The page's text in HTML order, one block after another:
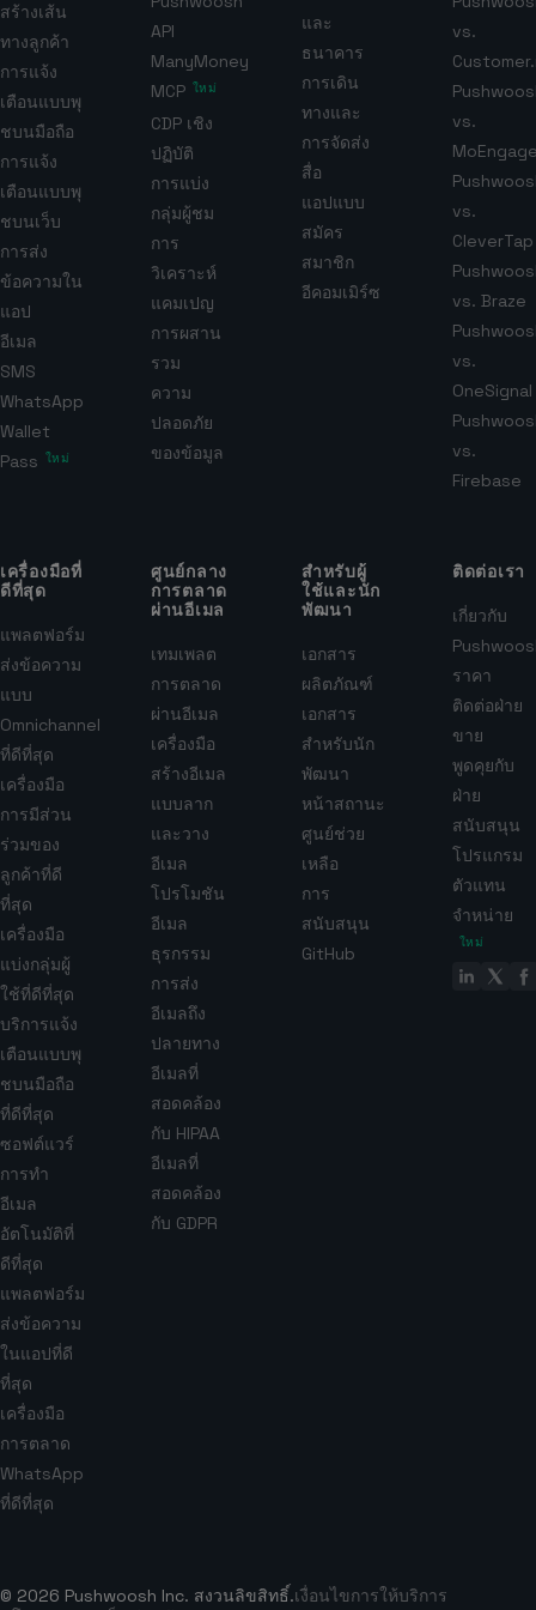
สร้างเส้น
ทางลูกค้า
การแจ้ง
เตือนแบบพุ
ชบนมือถือ
การแจ้ง
เตือนแบบพุ
ชบนเว็บ
การส่ง
ข้อความใน
แอป
อีเมล
SMS
WhatsApp
Wallet
Pass ใหม่
API
ManyMoney
MCP ใหม่
CDP เชิง
ปฏิบัติ
การแบ่ง
กลุ่มผู้ชม
การ
วิเคราะห์
แคมเปญ
การผสาน
รวม
ความ
ปลอดภัย
ของข้อมูล
และ
ธนาคาร
การเดิน
ทางและ
การจัดส่ง
สื่อ
แอปแบบ
สมัคร
สมาชิก
อีคอมเมิร์ซ
vs.
vs.
vs.
CleverTap
vs. Braze
vs.
OneSignal
vs.
Firebase
เครื่องมือที่
ดีที่สุด
แพลตฟอร์ม
ส่งข้อความ
แบบ
Omnichannel
ที่ดีที่สุด
เครื่องมือ
การมีส่วน
ร่วมของ
ลูกค้าที่ดี
ที่สุด
เครื่องมือ
แบ่งกลุ่มผู้
ใช้ที่ดีที่สุด
บริการแจ้ง
เตือนแบบพุ
ชบนมือถือ
ที่ดีที่สุด
ซอฟต์แวร์
การทำ
อีเมล
อัตโนมัติที่
ดีที่สุด
แพลตฟอร์ม
ส่งข้อความ
ในแอปที่ดี
ที่สุด
เครื่องมือ
การตลาด
WhatsApp
ที่ดีที่สุด
ศูนย์กลาง
การตลาด
ผ่านอีเมล
เทมเพลต
การตลาด
ผ่านอีเมล
เครื่องมือ
สร้างอีเมล
แบบลาก
และวาง
อีเมล
โปรโมชัน
อีเมล
ธุรกรรม
การส่ง
อีเมลถึง
ปลายทาง
อีเมลที่
สอดคล้อง
กับ HIPAA
อีเมลที่
สอดคล้อง
กับ GDPR
สำหรับผู้
ใช้และนัก
พัฒนา
เอกสาร
ผลิตภัณฑ์
เอกสาร
สำหรับนัก
พัฒนา
หน้าสถานะ
ศูนย์ช่วย
เหลือ
การ
สนับสนุน
GitHub
ติดต่อเรา
เกี่ยวกับ
ราคา
ติดต่อฝ่าย
ขาย
พูดคุยกับ
ฝ่าย
สนับสนุน
โปรแกรม
ตัวแทน
จำหน่าย
ใหม่
© 2026 Pushwoosh Inc. สงวนลิขสิทธิ์.เงื่อนไขการให้บริการ